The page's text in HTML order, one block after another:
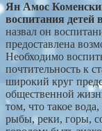
Ян Амос
воспитания детей
назвал он
предоставлена
Необходимо
почтительность к
широкий круг
общественной
том, что такое
рыбы, реки, горы,